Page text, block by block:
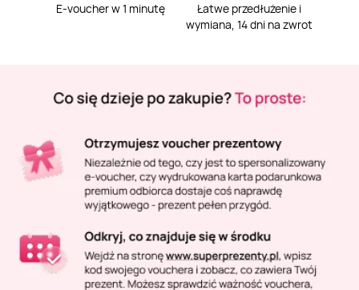
Masaż orientalny
E-voucher w 1 minutę
Łatwe przedłużenie i
wymiana, 14 dni na zwrot